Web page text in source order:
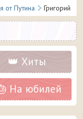
от Путина Григорий
👑 Хиты
На юбилей